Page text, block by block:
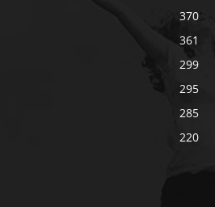
370
361
299
295
285
220